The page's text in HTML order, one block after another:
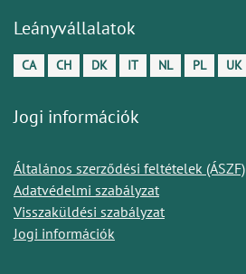
Leányvállalatok
CA CH DK IT NL PL UK
Jogi információk
Általános szerződési feltételek (ÁSZF)
Adatvédelmi szabályzat
Visszaküldési szabályzat
Jogi információk